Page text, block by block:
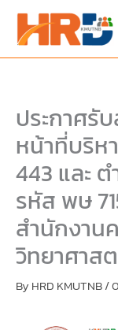
content
ประกาศรั
หน้าที่บริห
443 และ
รหัส พษ
สำนักงา
วิทยาศาส
By HRD KMUTNB/
PDF